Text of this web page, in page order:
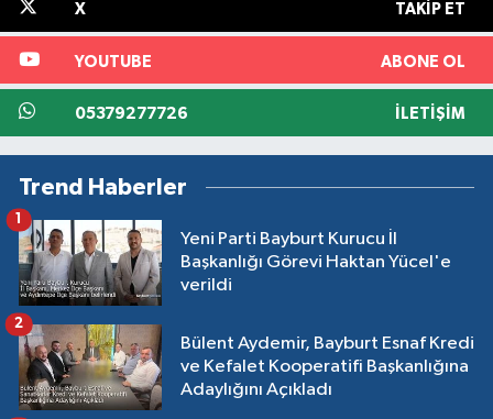
X TAKIP ET
YOUTUBE ABONE OL
05379277726 İLETIŞIM
Trend Haberler
Yeni Parti Bayburt Kurucu İl
Başkanlığı Görevi Haktan Yücel'e
verildi
1
Bülent Aydemir, Bayburt Esnaf Kredi
ve Kefalet Kooperatifi Başkanlığına
Adaylığını Açıkladı
2